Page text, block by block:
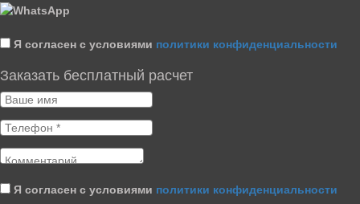
Я согласен с условиями политики конфиденциальности
Заказать бесплатный расчет
Я согласен с условиями политики конфиденциальности